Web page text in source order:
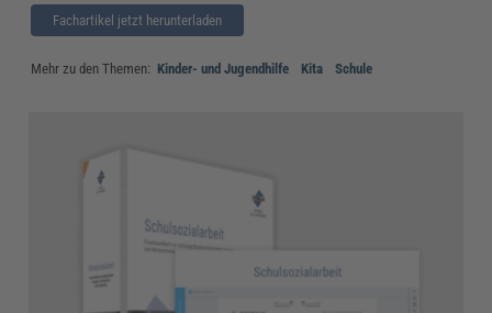
Fachartikel jetzt herunterladen
Mehr zu den Themen: Kinder- und Jugendhilfe Kita Schule